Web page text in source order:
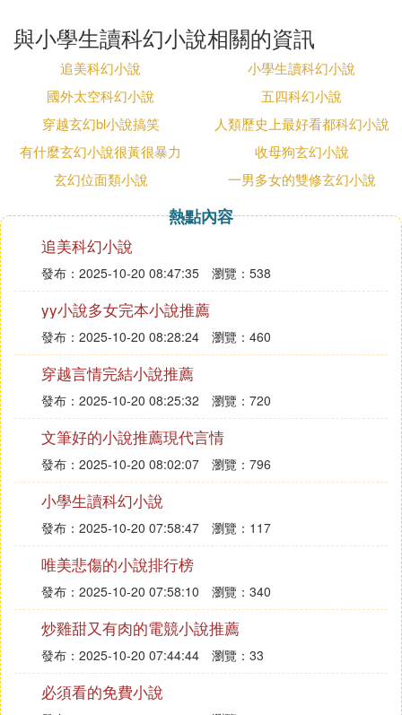
與小學生讀科幻小說相關的資訊
追美科幻小說
小學生讀科幻小說
國外太空科幻小說
五四科幻小說
穿越玄幻bl小說搞笑
人類歷史上最好看都科幻小說
有什麼玄幻小說很黃很暴力
收母狗玄幻小說
玄幻位面類小說
一男多女的雙修玄幻小說
熱點內容
追美科幻小說
發布：2025-10-20 08:47:35 瀏覽：538
yy小說多女完本小說推薦
發布：2025-10-20 08:28:24 瀏覽：460
穿越言情完結小說推薦
發布：2025-10-20 08:25:32 瀏覽：720
文筆好的小說推薦現代言情
發布：2025-10-20 08:02:07 瀏覽：796
小學生讀科幻小說
發布：2025-10-20 07:58:47 瀏覽：117
唯美悲傷的小說排行榜
發布：2025-10-20 07:58:10 瀏覽：340
炒雞甜又有肉的電競小說推薦
發布：2025-10-20 07:44:44 瀏覽：33
必須看的免費小說